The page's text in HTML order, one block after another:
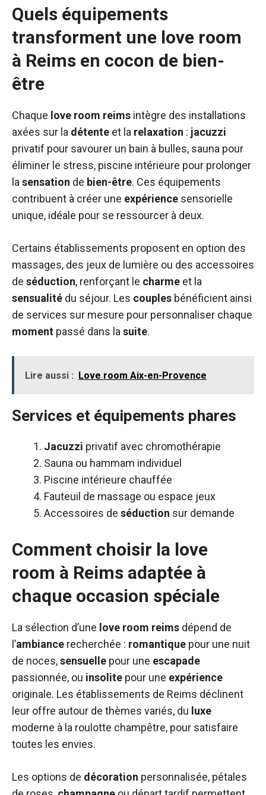
Quels équipements
transforment une love room
à Reims en cocon de bien-
être
Chaque love room reims intègre des installations
axées sur la détente et la relaxation : jacuzzi
privatif pour savourer un bain à bulles, sauna pour
éliminer le stress, piscine intérieure pour prolonger
la sensation de bien-être. Ces équipements
contribuent à créer une expérience sensorielle
unique, idéale pour se ressourcer à deux.
Certains établissements proposent en option des
massages, des jeux de lumière ou des accessoires
de séduction, renforçant le charme et la
sensualité du séjour. Les couples bénéficient ainsi
de services sur mesure pour personnaliser chaque
moment passé dans la suite.
Lire aussi : Love room Aix-en-Provence
Services et équipements phares
Jacuzzi privatif avec chromothérapie
Sauna ou hammam individuel
Piscine intérieure chauffée
Fauteuil de massage ou espace jeux
Accessoires de séduction sur demande
Comment choisir la love
room à Reims adaptée à
chaque occasion spéciale
La sélection d’une love room reims dépend de
l’ambiance recherchée : romantique pour une nuit
de noces,sensuelle pour une escapade
passionnée, ou insolite pour une expérience
originale. Les établissements de Reims déclinent
leur offre autour de thèmes variés, du luxe
moderne à la roulotte champêtre, pour satisfaire
toutes les envies.
Les options de décoration personnalisée, pétales